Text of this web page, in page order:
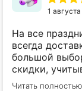
1
На все
всегда
большой
скидки,
Читать полностью